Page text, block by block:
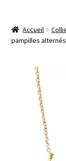
Boucles
Bracelets Femme
Colliers Femme
Pendentifs
Mon compte
Accueil
pampilles